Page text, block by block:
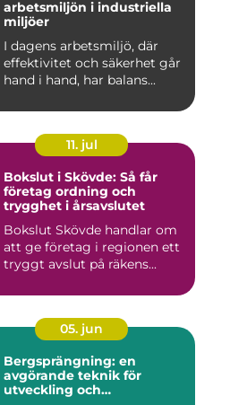
arbetsmiljön i industriella
miljöer
I dagens arbetsmiljö, där
effektivitet och säkerhet går
hand i hand, har balans...
11. jul
Bokslut i Skövde: Så får
företag ordning och
trygghet i årsavslutet
Bokslut Skövde handlar om
att ge företag i regionen ett
tryggt avslut på räkens...
05. jun
Bergsprängning: en
avgörande teknik för
utveckling och